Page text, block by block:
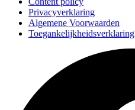
Privacyverklaring
Algemene Voorwaarden
Toegankelijkheidsverklaring